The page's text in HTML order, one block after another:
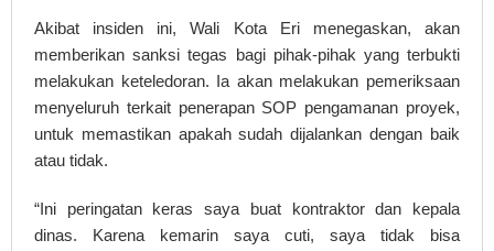
Akibat insiden ini, Wali Kota Eri menegaskan, akan
memberikan sanksi tegas bagi pihak-pihak yang terbukti
melakukan keteledoran. Ia akan melakukan pemeriksaan
menyeluruh terkait penerapan SOP pengamanan proyek,
untuk memastikan apakah sudah dijalankan dengan baik
atau tidak.
“Ini peringatan keras saya buat kontraktor dan kepala
dinas. Karena kemarin saya cuti, saya tidak bisa